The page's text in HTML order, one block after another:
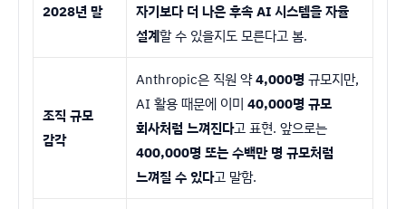
2028년 말
자기보다 더 나은 후속 AI 시스템을 자율
설계할 수 있을지도 모른다고 봄.
조직 규모
감각
Anthropic은 직원 약4,000명 규모지만,
AI 활용 때문에 이미 40,000명 규모
회사처럼 느껴진다고 표현. 앞으로는
400,000명 또는 수백만 명 규모처럼
느껴질 수 있다고 말함.